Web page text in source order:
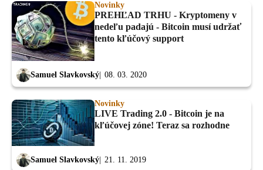
Novinky
PREHĽAD TRHU - Kryptomeny v
nedeľu padajú - Bitcoin musí udržať
tento kľúčový support
Samuel Slavkovský 08. 03. 2020
Novinky
LIVE Trading 2.0 - Bitcoin je na
kľúčovej zóne! Teraz sa rozhodne
Samuel Slavkovský 21. 11. 2019